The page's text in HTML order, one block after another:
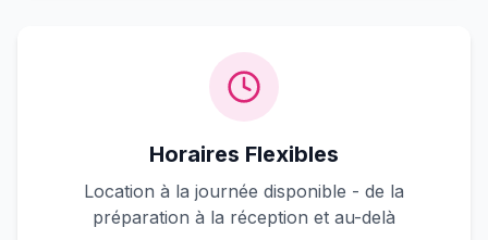
Horaires Flexibles
Location à la journée disponible - de la
préparation à la réception et au-delà